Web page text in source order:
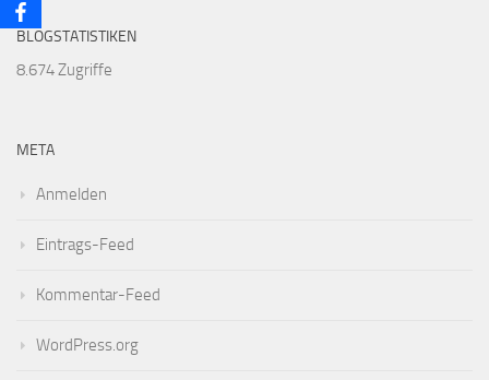
BLOGSTATISTIKEN
8.674 Zugriffe
META
Anmelden
Eintrags-Feed
Kommentar-Feed
WordPress.org